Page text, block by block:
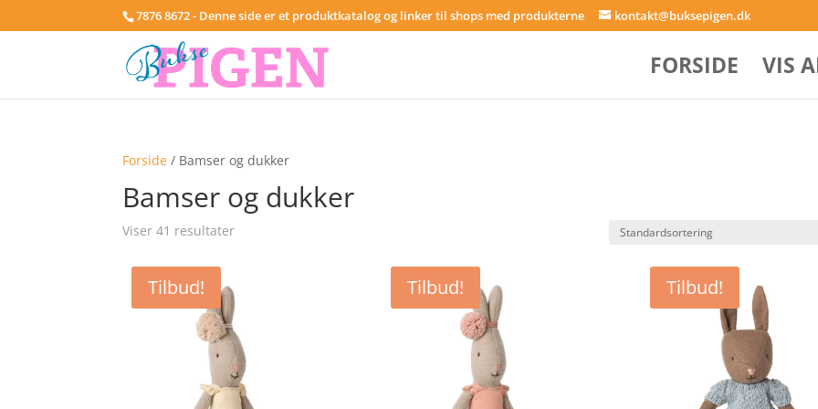
7876 8672 - Denne side er et produktkatalog og linker til shops med produkterne kontakt@buksepigen.dk
FORSIDE VIS
Forside / Bamser og dukker
Bamser og dukker
Viser 41 resultater
Tilbud! Tilbud! Tilbud!